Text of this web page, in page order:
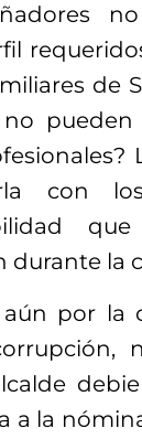
de
pueden
con
durante la
por la
a la